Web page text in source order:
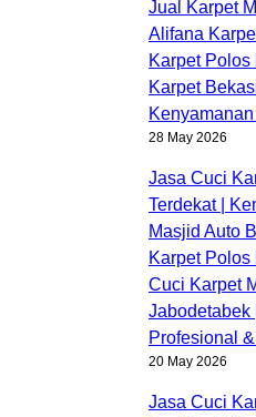
Jual Karpet
Alifana
Karpet
Karpet
28 May 2026
Jasa Cuci
Terdekat |
Masjid Auto
Karpet
Cuci Karpet
Jabodetabek
Profesional
20 May 2026
Jasa Cuci